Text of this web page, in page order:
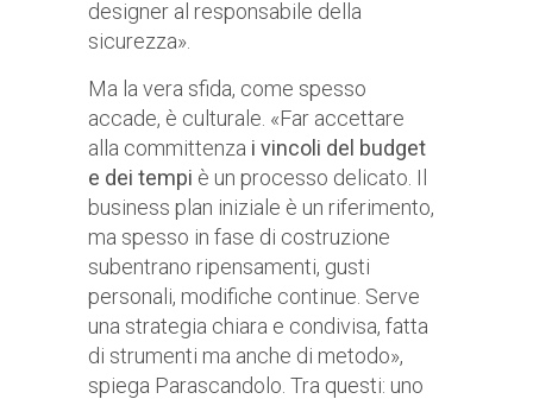
designer al responsabile della
sicurezza».
Ma la vera sfida, come spesso
accade, è culturale. «Far accettare
alla committenza i vincoli del budget
e dei tempi è un processo delicato. Il
business plan iniziale è un riferimento,
ma spesso in fase di costruzione
subentrano ripensamenti, gusti
personali, modifiche continue. Serve
una strategia chiara e condivisa, fatta
di strumenti ma anche di metodo»,
spiega Parascandolo. Tra questi: uno